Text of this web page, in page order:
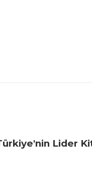
Yorum Yaz Lider